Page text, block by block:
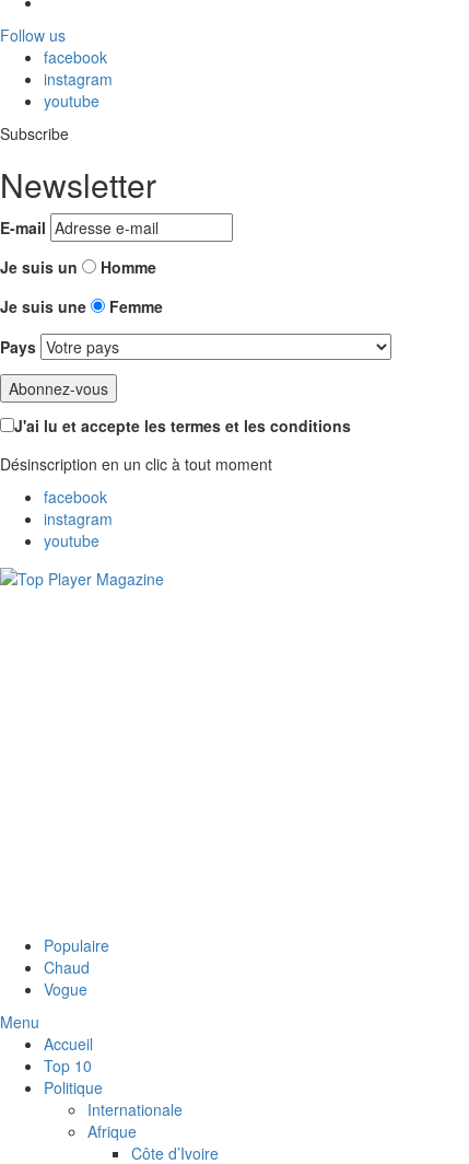
Follow us
facebook
instagram
youtube
Subscribe
Newsletter
E-mail
Je suis un
Homme
Je suis une
Femme
Pays
J'ai lu et accepte les termes et les conditions
Désinscription en un clic à tout moment
facebook
instagram
youtube
Populaire
Chaud
Vogue
Menu
Accueil
Top 10
Politique
Internationale
Afrique
Côte d’Ivoire